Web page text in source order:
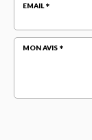
EMAIL
MON AVIS